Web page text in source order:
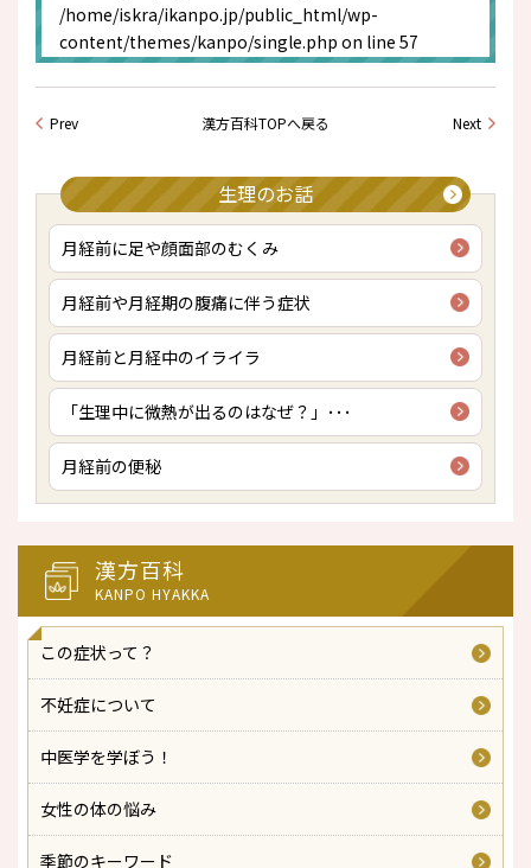
/home/iskra/ikanpo.jp/public_html/wp-
content/themes/kanpo/single.php on line 57
Prev 漢方百科TOPへ戻る Next
生理のお話
月経前に足や顔面部のむくみ
月経前や月経期の腹痛に伴う症状
月経前と月経中のイライラ
「生理中に微熱が出るのはなぜ？」･･･
月経前の便秘
漢方百科
KANPO HYAKKA
この症状って？
不妊症について
中医学を学ぼう！
女性の体の悩み
季節のキーワード